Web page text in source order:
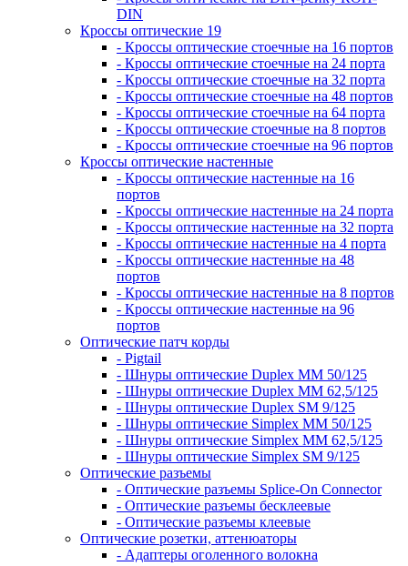
DIN
Кроссы оптические 19
- Кроссы оптические стоечные на 16 портов
- Кроссы оптические стоечные на 24 порта
- Кроссы оптические стоечные на 32 порта
- Кроссы оптические стоечные на 48 портов
- Кроссы оптические стоечные на 64 порта
- Кроссы оптические стоечные на 8 портов
- Кроссы оптические стоечные на 96 портов
Кроссы оптические настенные
- Кроссы оптические настенные на 16
портов
- Кроссы оптические настенные на 24 порта
- Кроссы оптические настенные на 32 порта
- Кроссы оптические настенные на 4 порта
- Кроссы оптические настенные на 48
портов
- Кроссы оптические настенные на 8 портов
- Кроссы оптические настенные на 96
портов
Оптические патч корды
- Pigtail
- Шнуры оптические Duplex MM 50/125
- Шнуры оптические Duplex MM 62,5/125
- Шнуры оптические Duplex SM 9/125
- Шнуры оптические Simplex MM 50/125
- Шнуры оптические Simplex MM 62,5/125
- Шнуры оптические Simplex SM 9/125
Оптические разъемы
- Оптические разъемы Splice-On Connector
- Оптические разъемы бесклеевые
- Оптические разъемы клеевые
Оптические розетки, аттенюаторы
- Адаптеры оголенного волокна